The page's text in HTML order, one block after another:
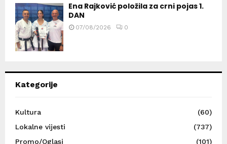
Ena Rajković položila za crni pojas 1.
DAN
07/08/2026 0
Kategorije
Kultura
(60)
Lokalne vijesti
(737)
Promo/Oglasi
(101)